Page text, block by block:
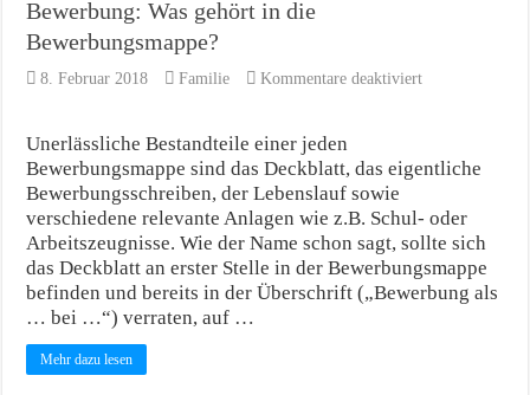
Bewerbung: Was gehört in die
Bewerbungsmappe?
8. Februar 2018 Familie Kommentare deaktiviertfür
die
Unerlässliche Bestandteile einer jeden
Bewerbungsmappe sind das Deckblatt, das eigentliche
Bewerbungsschreiben, der Lebenslauf sowie
verschiedene relevante Anlagen wie z.B. Schul- oder
Arbeitszeugnisse. Wie der Name schon sagt, sollte sich
das Deckblatt an erster Stelle in der Bewerbungsmappe
befinden und bereits in der Überschrift („Bewerbung als
… bei …“) verraten, auf …
Mehr dazu lesen